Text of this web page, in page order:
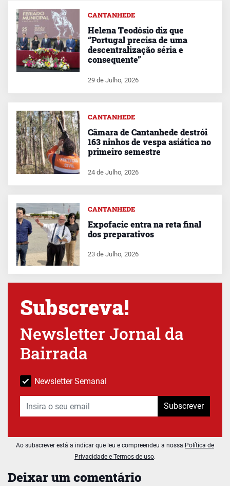
Deixar um comentário
CANTANHEDE
Helena Teodósio diz que
“Portugal precisa de uma
descentralização séria e
consequente”
29 de Julho, 2026
CANTANHEDE
Câmara de Cantanhede destrói
163 ninhos de vespa asiática no
primeiro semestre
24 de Julho, 2026
CANTANHEDE
Expofacic entra na reta final
dos preparativos
23 de Julho, 2026
Subscreva!
Newsletter Jornal da
Bairrada
Newsletter Semanal
Subscrever
Ao subscrever está a indicar que leu e compreendeu a nossa Política de
Privacidade e Termos de uso.